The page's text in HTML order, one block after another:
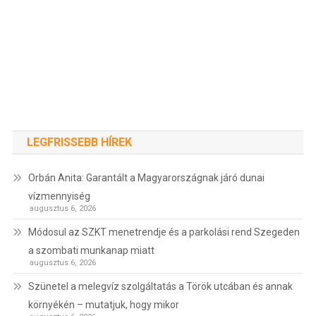
LEGFRISSEBB HÍREK
Orbán Anita: Garantált a Magyarországnak járó dunai
vízmennyiség
augusztus 6, 2026
Módosul az SZKT menetrendje és a parkolási rend Szegeden
a szombati munkanap miatt
augusztus 6, 2026
Szünetel a melegvíz szolgáltatás a Török utcában és annak
környékén – mutatjuk, hogy mikor